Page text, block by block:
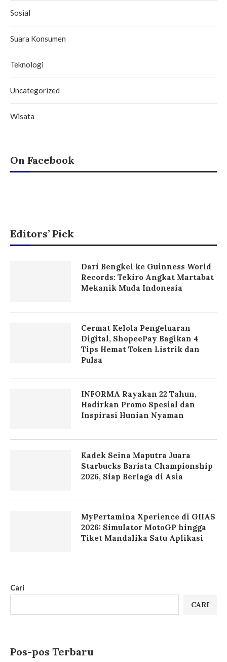
Cari
CARI
Pos-pos Terbaru
Sosial
Suara Konsumen
Teknologi
Uncategorized
Wisata
On Facebook
Editors’ Pick
Dari Bengkel ke Guinness World
Records: Tekiro Angkat Martabat
Mekanik Muda Indonesia
Cermat Kelola Pengeluaran
Digital, ShopeePay Bagikan 4
Tips Hemat Token Listrik dan
Pulsa
INFORMA Rayakan 22 Tahun,
Hadirkan Promo Spesial dan
Inspirasi Hunian Nyaman
Kadek Seina Maputra Juara
Starbucks Barista Championship
2026, Siap Berlaga di Asia
MyPertamina Xperience di GIIAS
2026: Simulator MotoGP hingga
Tiket Mandalika Satu Aplikasi